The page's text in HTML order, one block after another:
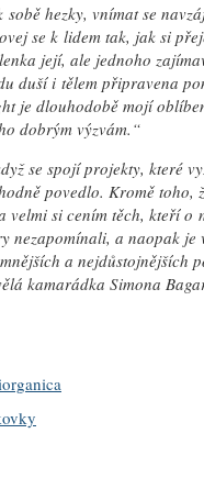
sobě hezky, vnímat se
se k lidem tak, jak si
její, ale jednoho
duší i tělem připravena
je dlouhodobě mojí
dobrým výzvám.“
se spojí projekty, které
povedlo. Kromě toho,
si cením těch, kteří
nezapomínali, a naopak
a nejdůstojnějších
kamarádka Simona